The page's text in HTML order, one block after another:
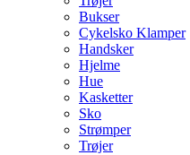
Bukser
Cykelsko Klamper
Handsker
Hjelme
Hue
Kasketter
Sko
Strømper
Trøjer